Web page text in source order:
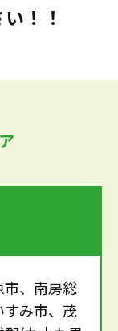
！！
、南房総
み市、茂